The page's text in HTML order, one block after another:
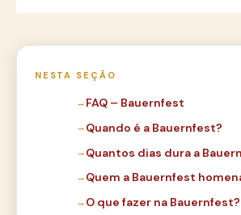
NESTA SEÇÃO
FAQ – Bauernfest
Quando é a Bauernfest?
Quantos dias dura a
Quem a Bauernfest
O que fazer na Bauernfest?